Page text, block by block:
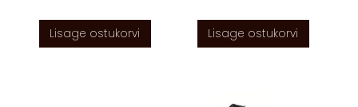
Lisage ostukorvi Lisage ostukorvi